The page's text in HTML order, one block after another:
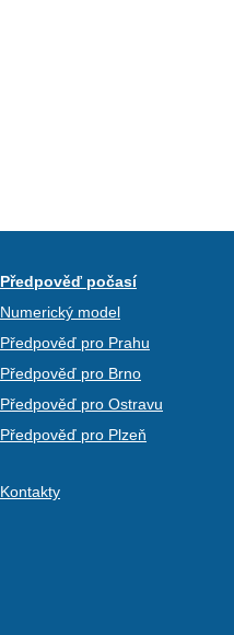
Předpověď počasí
Numerický model
Předpověď pro Prahu
Předpověď pro Brno
Předpověď pro Ostravu
Předpověď pro Plzeň
Kontakty